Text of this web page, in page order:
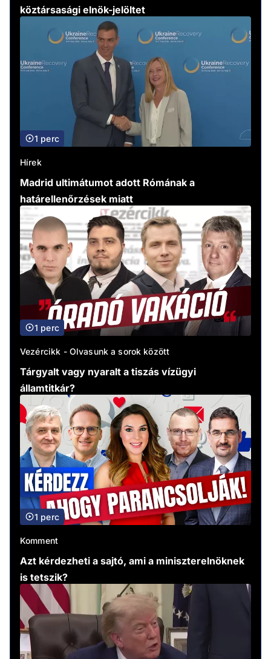
köztársasági elnök-jelöltet
1 perc
Hírek
Madrid ultimátumot adott Rómának a
határellenőrzések miatt
1 perc
Vezércikk - Olvasunk a sorok között
Tárgyalt vagy nyaralt a tiszás vízügyi
államtitkár?
1 perc
Komment
Azt kérdezheti a sajtó, ami a miniszterelnöknek
is tetszik?